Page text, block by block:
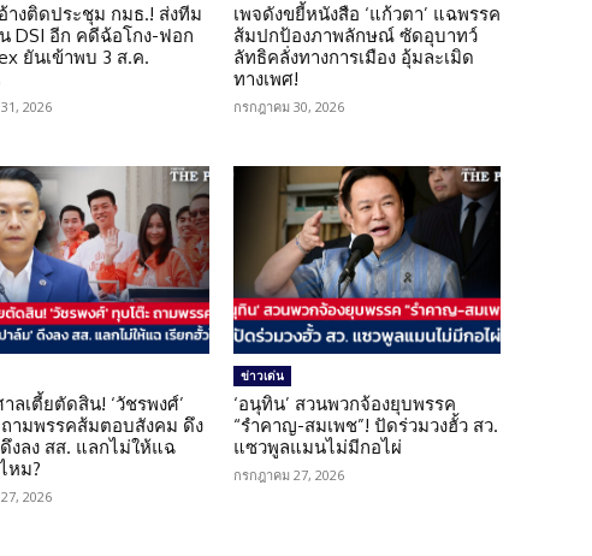
อ้างติดประชุม กมธ.! ส่งทีม
DSI อีก คดีฉ้อโกง-ฟอก
ยันเข้าพบ 3 ส.ค.
2026
เพจดังขยี้หนังสือ ‘แก้วตา’ แฉพรรค
ส้มปกป้องภาพลักษณ์ ซัดอุบาทว์
ลัทธิคลั่งทางการเมือง อุ้มละเมิด
ทางเพศ!
กรกฎาคม 30, 2026
ลเตี้ยตัดสิน! ‘วัชรพงศ์’
ามพรรคส้มตอบสังคม ดึง
ดึงลง สส. แลกไม่ให้แฉ
หม?
2026
ข่าวเด่น
‘อนุทิน’ สวนพวกจ้องยุบพรรค
“รำคาญ-สมเพช”! ปัดร่วมวงฮั้ว สว.
แซวพูลแมนไม่มีกอไผ่
กรกฎาคม 27, 2026